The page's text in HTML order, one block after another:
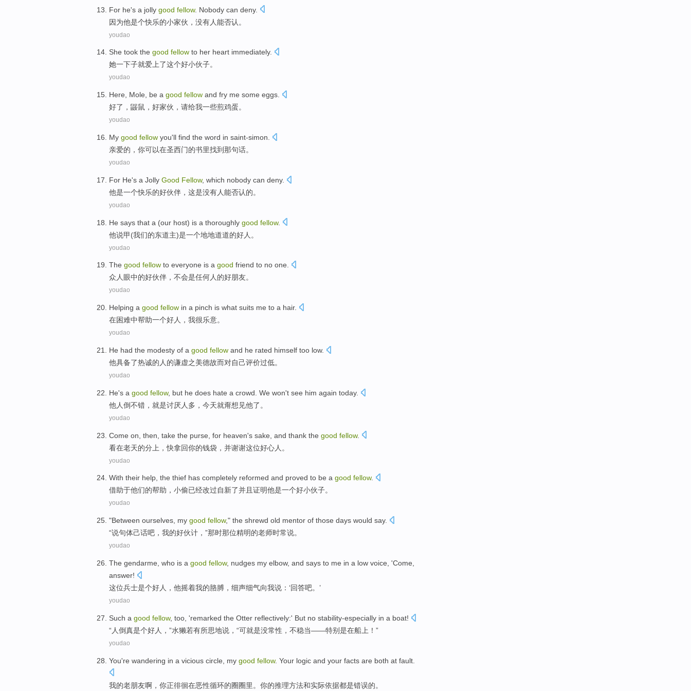
For he's a jolly good fellow. Nobody can deny.
因为他是个快乐的小家伙 ， 没有人能否认。
youdao
She took the good fellow to her heart immediately.
她一下子就爱上了这个好小伙子。
youdao
Here Mole be a good fellow and fry me some eggs
好了 ， 鼹鼠 ， 好家伙 ，请给我一些煎鸡蛋。
youdao
My good fellow you'll find the word in saint-simon
亲爱的， 你可以在圣西门的书里找到那句话。
youdao
For He's a Jolly Good Fellow, which nobody can deny.
他是一个快乐的好伙伴 ， 这是没有人能否认的。
youdao
He says that a (our host) is a thoroughly good fellow.
他说甲(我们的东道主)是一个地地道道的好人 。
youdao
The good fellow to everyone is a good friend to no one.
众人眼中的好伙伴 ， 不会是任何人的好朋友。
youdao
Helping a good fellow in a pinch is what suits me to a hair.
在困难中帮助一个好人 ，我很乐意。
youdao
He had the modesty of a good fellow and he rated himself too low.
他具备了热诚的 人 的谦虚之美德故而对自己评价过低。
youdao
He's a good fellow, but he does hate a crowd. We won't see him again today.
他人倒不错 ，就是讨厌人多，今天就甭想见他了。
youdao
Come on, then, take the purse for heaven's sake, and thank the good fellow.
看在老天的分上，快拿回你的钱袋 ， 并谢谢这位好心人 。
youdao
With their help, the thief has completely reformed and proved to be a good fellow.
借助于他们的帮助 ， 小偷已经改过自新了并且 证明他是一个好小伙子。
youdao
"Between ourselves, my good fellow," the shrewd old mentor of those days would say.
“说句体己话吧， 我的好伙计 ，”那时那位精明的老师时常说。
youdao
The gendarme who is a good fellow, nudges my elbow, and says to me in a low voice , 'Come,
answer!
这位兵士是个好人， 他摇着我的胳膊 ，细声细气向我说：‘回答吧。’
youdao
Such a good fellow, too, 'remarked the Otter reflectively:' But no stability-especially in a boat!
“ 人倒真是个好人 ，”水獭若有所思地说，“可就是没常性，不稳当——特别是在船上！”
youdao
You're wandering in a vicious circle my good fellow. Your logic and your facts are both at fault
我的老朋友啊， 你正徘徊在恶性循环的圈圈里 。 你的推理方法和实际依据都是错误的。